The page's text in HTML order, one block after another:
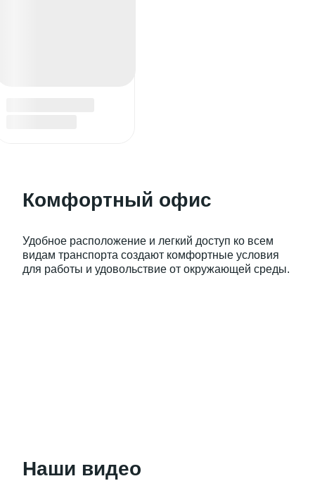
Комфортный офис
Удобное расположение и легкий доступ ко всем
видам транспорта создают комфортные условия
для работы и удовольствие от окружающей среды.
Наши видео